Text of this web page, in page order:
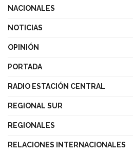
NACIONALES
NOTICIAS
OPINIÓN
PORTADA
RADIO ESTACIÓN CENTRAL
REGIONAL SUR
REGIONALES
RELACIONES INTERNACIONALES